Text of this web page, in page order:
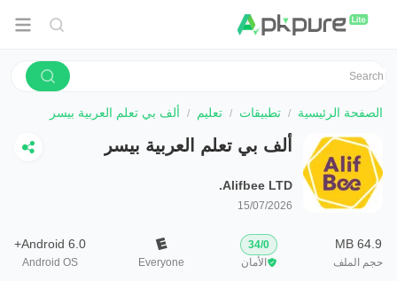
الصفحة الرئيسية تطبيقات تعليم ألف بي تعلم العربية بيسر
ألف بي تعلم العربية بيسر
Alifbee LTD.
15/07/2026
64.9 MB
حجم الملف
0
/
34
الأمان
Everyone
Android 6.0+
Android OS